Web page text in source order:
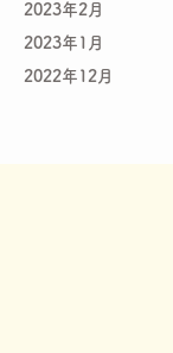
2023年2月
2023年1月
2022年12月